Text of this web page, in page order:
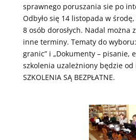
sprawnego poruszania sie po
Odbyło się 14 listopada w
8 osób dorosłych. Nadal można
inne terminy. Tematy do
granic” i „Dokumenty – pisanie,
szkolenia uzależniony będzie
SZKOLENIA SĄ BEZPŁATNE.